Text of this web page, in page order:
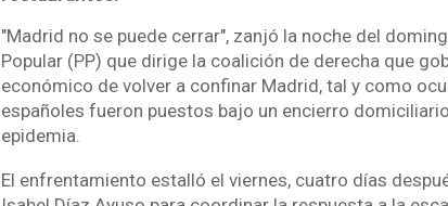
"Madrid no se puede cerrar", zanjó la noche del
Popular (PP) que dirige la coalición de derecha que
económico de volver a confinar Madrid, tal y como
españoles fueron puestos bajo un encierro
epidemia.
El enfrentamiento estalló el viernes, cuatro días